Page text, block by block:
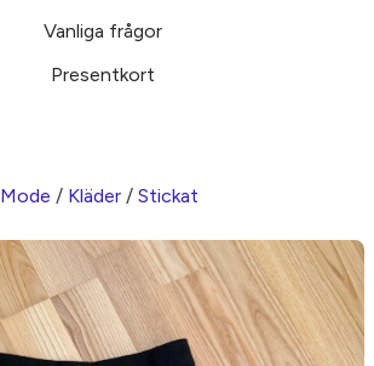
Vanliga frågor
Presentkort
Mode / Kläder / Stickat